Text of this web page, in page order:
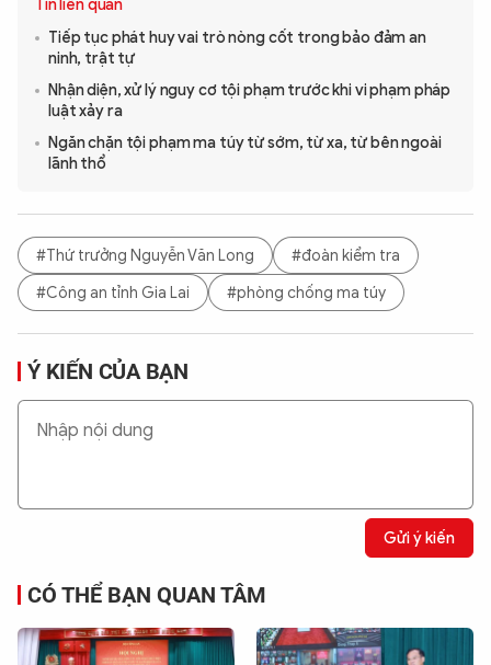
Tin liên quan
Tiếp tục phát huy vai trò nòng cốt trong bảo đảm an
ninh, trật tự
Nhận diện, xử lý nguy cơ tội phạm trước khi vi phạm pháp
luật xảy ra
Ngăn chặn tội phạm ma túy từ sớm, từ xa, từ bên ngoài
lãnh thổ
#Thứ trưởng Nguyễn Văn Long
#đoàn kiểm tra
#Công an tỉnh Gia Lai
#phòng chống ma túy
Ý KIẾN CỦA BẠN
Gửi ý kiến
CÓ THỂ BẠN QUAN TÂM